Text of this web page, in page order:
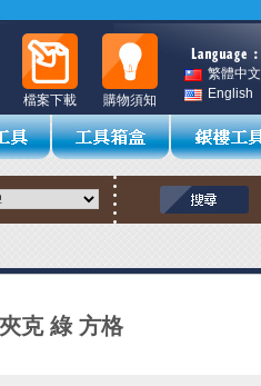
繁體中文
English
購物須知
檔案下載
克 綠 方格